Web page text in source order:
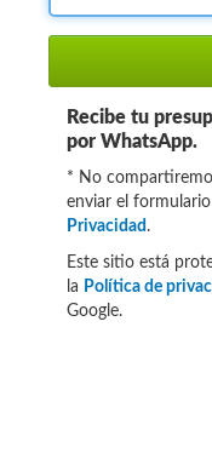
Recibe tu
por WhatsApp.
* No
enviar el
Privacidad .
Este sitio está
la Política de
Google.